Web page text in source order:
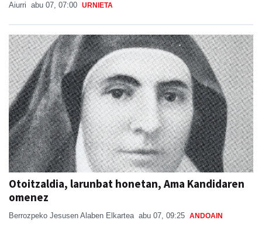
Aiurri abu 07, 07:00 URNIETA
Otoitzaldia, larunbat honetan, Ama Kandidaren
omenez
Berrozpeko Jesusen Alaben Elkartea abu 07, 09:25 ANDOAIN